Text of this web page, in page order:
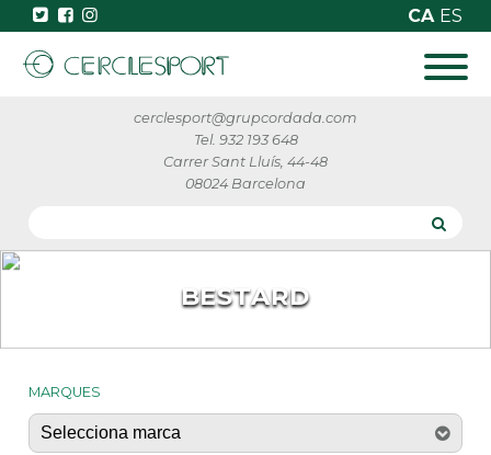
CA ES
cerclesport@grupcordada.com
Tel. 932 193 648
Carrer Sant Lluís, 44-48
08024 Barcelona
BESTARD
MARQUES